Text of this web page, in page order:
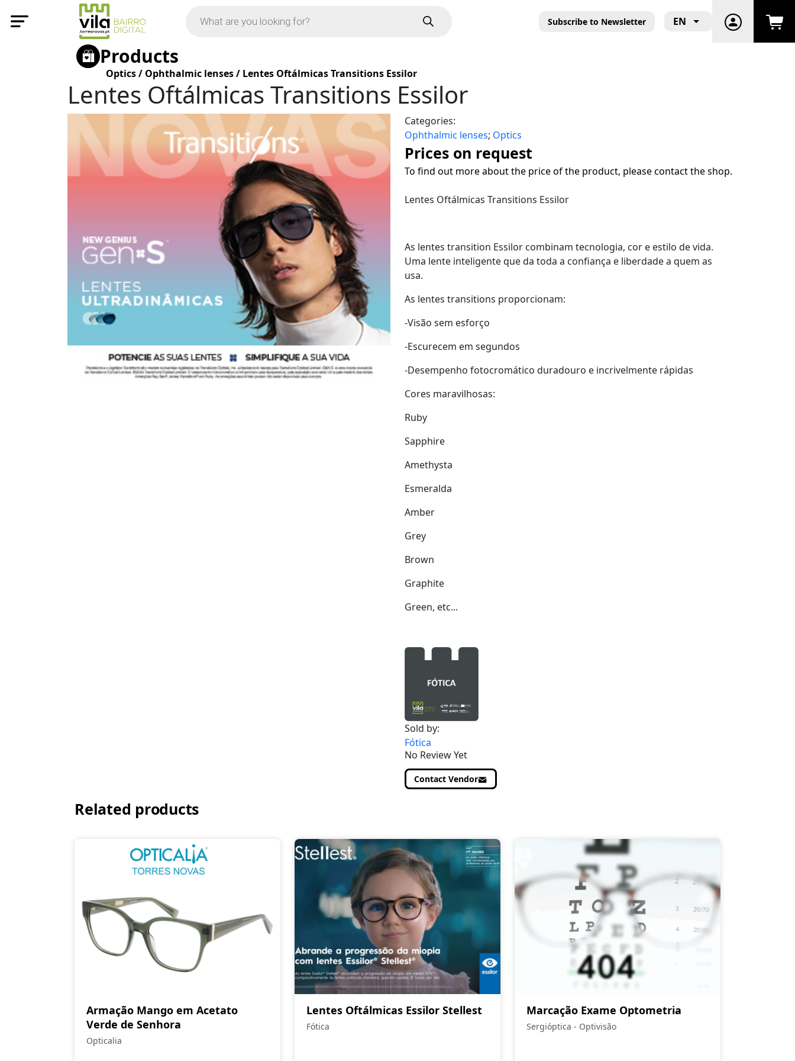
Subscribe to Newsletter EN
Products
Optics/ Ophthalmic lenses/ Lentes Oftálmicas Transitions Essilor
Lentes Oftálmicas Transitions Essilor
Categories:
Ophthalmic lenses; Optics
Prices on request
To find out more about the price of the product, please contact the shop.
Lentes Oftálmicas Transitions Essilor
As lentes transition Essilor combinam tecnologia, cor e estilo de vida.
Uma lente inteligente que da toda a confiança e liberdade a quem as
usa.
As lentes transitions proporcionam:
-Visão sem esforço
-Escurecem em segundos
-Desempenho fotocromático duradouro e incrivelmente rápidas
Cores maravilhosas:
Ruby
Sapphire
Amethysta
Esmeralda
Amber
Grey
Brown
Graphite
Green, etc...
Sold by:
Fótica
No Review Yet
Contact Vendor
Related products
Armação Mango em Acetato
Verde de Senhora
Opticalia
Lentes Oftálmicas Essilor Stellest
Fótica
Marcação Exame Optometria
Sergióptica - Optivisão